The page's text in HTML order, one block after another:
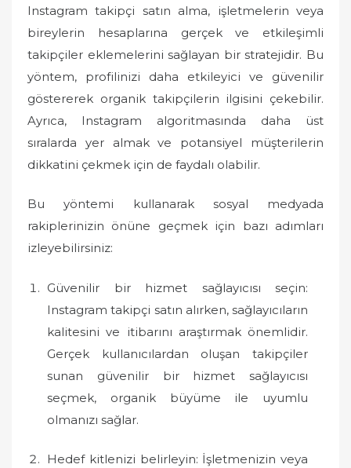
Instagram takipçi satın alma, işletmelerin veya
bireylerin hesaplarına gerçek ve etkileşimli
takipçiler eklemelerini sağlayan bir stratejidir. Bu
yöntem, profilinizi daha etkileyici ve güvenilir
göstererek organik takipçilerin ilgisini çekebilir.
Ayrıca, Instagram algoritmasında daha üst
sıralarda yer almak ve potansiyel müşterilerin
dikkatini çekmek için de faydalı olabilir.
Bu yöntemi kullanarak sosyal medyada
rakiplerinizin önüne geçmek için bazı adımları
izleyebilirsiniz:
Güvenilir bir hizmet sağlayıcısı seçin:
Instagram takipçi satın alırken, sağlayıcıların
kalitesini ve itibarını araştırmak önemlidir.
Gerçek kullanıcılardan oluşan takipçiler
sunan güvenilir bir hizmet sağlayıcısı
seçmek, organik büyüme ile uyumlu
olmanızı sağlar.
Hedef kitlenizi belirleyin: İşletmenizin veya